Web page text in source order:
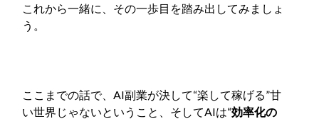
これから一緒に、その一歩目を踏み出してみましょ
う。
ここまでの話で、AI副業が決して“楽して稼げる”甘
い世界じゃないということ、そしてAIは“効率化の